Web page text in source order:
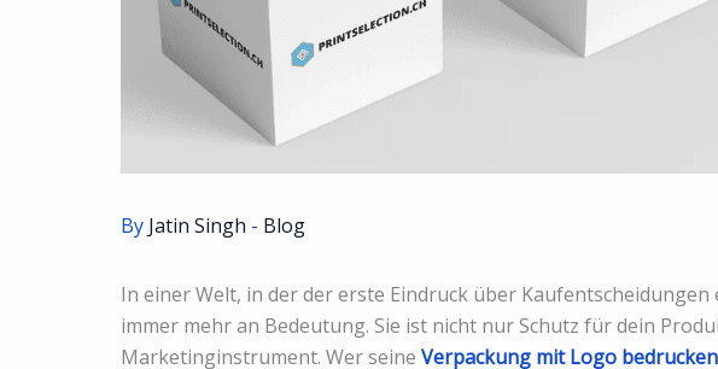
By Jatin Singh - Blog
In einer Welt, in der der erste Eindruck über
immer mehr an Bedeutung. Sie ist nicht nur Schutz für dein
Marketinginstrument. Wer seine Verpackung mit Logo bedrucken